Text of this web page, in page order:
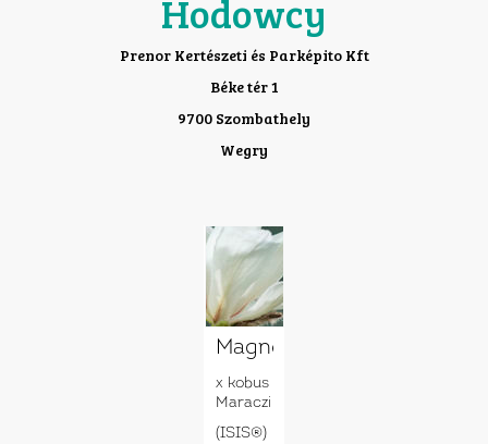
Hodowcy
Prenor Kertészeti és Parképito Kft
Béke tér 1
9700 Szombathely
Wegry
Magnolia
x kobus
Maraczi
(ISIS®)